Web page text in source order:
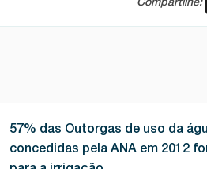
57% das Outorgas de uso da
concedidas pela ANA em 2012